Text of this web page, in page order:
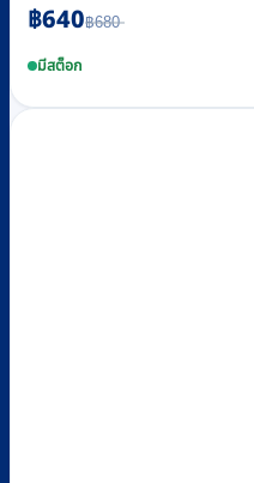
฿680
Original
price
was:
฿680.
฿640
Current
price
is:
฿640.
มีสต็อก